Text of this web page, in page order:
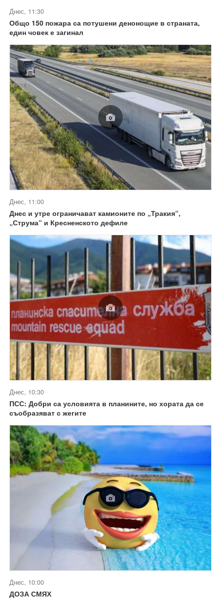
Днес, 11:30
Общо 150 пожара са потушени денонощие в страната,
един човек е загинал
Днес, 11:00
Днес и утре ограничават камионите по „Тракия“,
„Струма“ и Кресненското дефиле
Днес, 10:30
ПСС: Добри са условията в планините, но хората да се
съобразяват с жегите
Днес, 10:00
ДОЗА СМЯХ